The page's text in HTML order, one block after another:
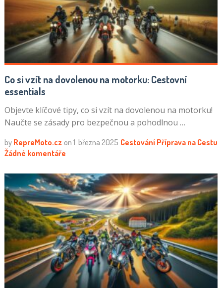
Co si vzít na dovolenou na motorku: Cestovní
essentials
Objevte klíčové tipy, co si vzít na dovolenou na motorku!
Naučte se zásady pro bezpečnou a pohodlnou …
by RepreMoto.cz on 1. března 2025 Cestování Příprava na Cestu
Žádné komentáře